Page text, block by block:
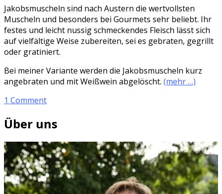
Jakobsmuscheln sind nach Austern die wertvollsten
Muscheln und besonders bei Gourmets sehr beliebt. Ihr
festes und leicht nussig schmeckendes Fleisch lässt sich
auf vielfältige Weise zubereiten, sei es gebraten, gegrillt
oder gratiniert.
Bei meiner Variante werden die Jakobsmuscheln kurz
angebraten und mit Weißwein abgelöscht. (mehr …)
1 Comment
Über uns